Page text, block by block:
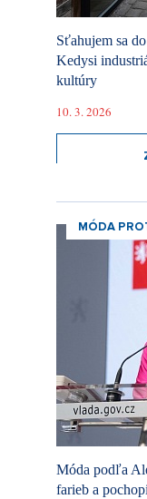
Sťahujem sa
Kedysi
kultúry
10. 3. 2026
MÓDA
Móda podľa
farieb a